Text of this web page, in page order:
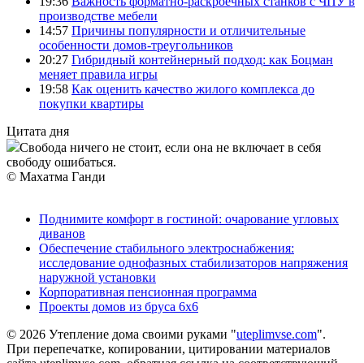
производстве мебели
14:57 Причины популярности и отличительные
особенности домов-треугольников
20:27 Гибридный контейнерный подход: как Боцман
меняет правила игры
19:58 Как оценить качество жилого комплекса до
покупки квартиры
Цитата дня
Свобода ничего не стоит, если она не включает в себя
свободу ошибаться.
© Махатма Ганди
Поднимите комфорт в гостиной: очарование угловых
диванов
Обеспечение стабильного электроснабжения:
исследование однофазных стабилизаторов напряжения
наружной установки
Корпоративная пенсионная программа
Проекты домов из бруса 6х6
© 2026 Утепление дома своими руками "uteplimvse.com".
При перепечатке, копировании, цитировании материалов